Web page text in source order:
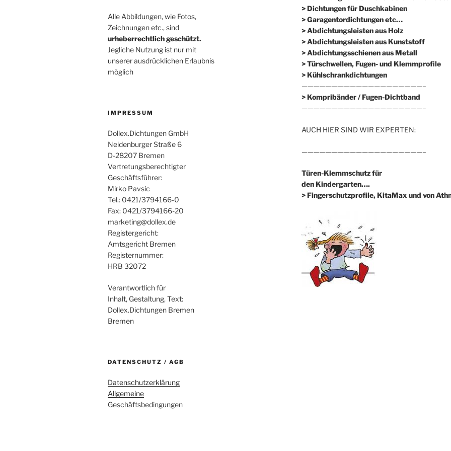
Alle Abbildungen, wie Fotos,
Zeichnungen etc., sind
urheberrechtlich geschützt.
Jegliche Nutzung ist nur mit
unserer ausdrücklichen Erlaubnis
möglich
IMPRESSUM
Dollex.Dichtungen GmbH
Neidenburger Straße 6
D-28207 Bremen
Vertretungsberechtigter
Geschäftsführer:
Mirko Pavsic
Tel.: 0421/3794166-0
Fax: 0421/3794166-20
marketing@dollex.de
Registergericht:
Amtsgericht Bremen
Registernummer:
HRB 32072
Verantwortlich für
Inhalt, Gestaltung, Text:
Dollex.Dichtungen Bremen
Bremen
DATENSCHUTZ / AGB
Datenschutzerklärung
Allgemeine
Geschäftsbedingungen
> Dichtungen für Duschkabinen
> Garagentordichtungen etc…
> Abdichtungsleisten aus Holz
> Abdichtungsleisten aus Kunststoff
> Abdichtungsschienen aus Metall
> Türschwellen, Fugen- und Klemmprofile
> Kühlschrankdichtungen
————————————————————–
>Kompribänder / Fugen-Dichtband
————————————————————–
AUCH HIER SIND WIR EXPERTEN:
————————————————————–
Türen-Klemmschutz für
den Kindergarten….
> Fingerschutzprofile, KitaMax und von